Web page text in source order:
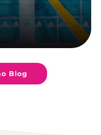
Blog